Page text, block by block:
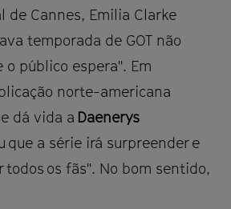
de Cannes, Emilia Clarke
temporada de GOT não
o público espera". Em
norte-americana
dá vida a Daenerys
que a série irá surpreender e
todos os fãs". No bom sentido,